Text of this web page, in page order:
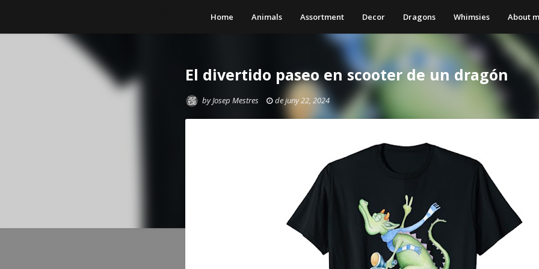
Home Animals Assortment Decor Dragons Whimsies About
El divertido paseo en scooter de un dragón
byJosep Mestres de juny 22, 2024